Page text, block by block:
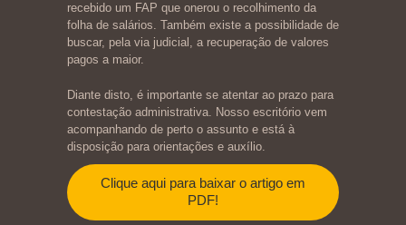
recebido um FAP que onerou o recolhimento da
folha de salários. Também existe a possibilidade de
buscar, pela via judicial, a recuperação de valores
pagos a maior.
Diante disto, é importante se atentar ao prazo para
contestação administrativa. Nosso escritório vem
acompanhando de perto o assunto e está à
disposição para orientações e auxílio.
Clique aqui para baixar o artigo em
PDF!